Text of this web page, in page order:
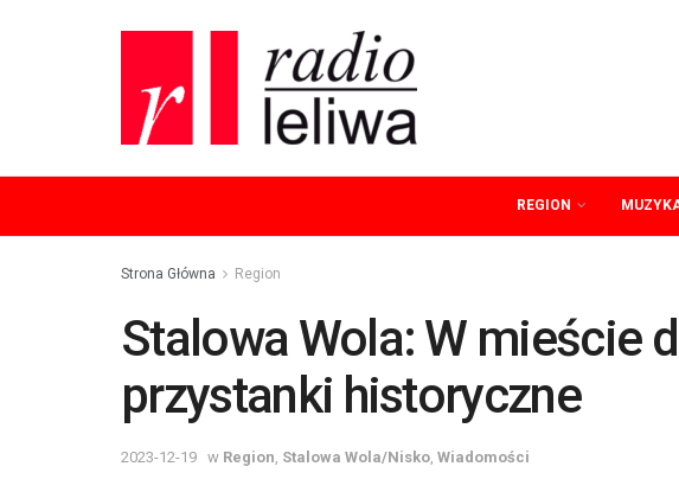
REGION
Strona Główna Region
Stalowa Wola: W mieście
przystanki historyczne
2023-12-19 w Region Stalowa Wola/Nisko Wiadomości